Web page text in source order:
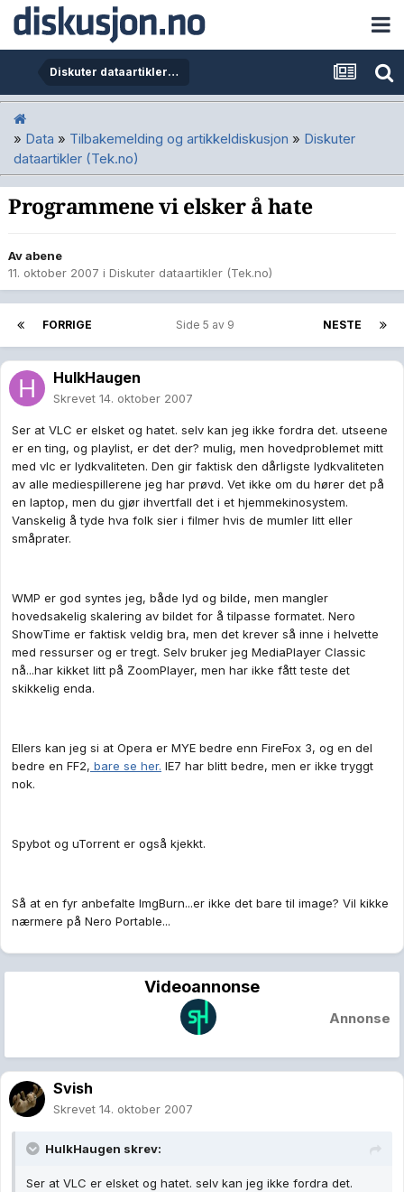
Diskuter dataartikler (Tek.no)
» Data » Tilbakemelding og artikkeldiskusjon » Diskuter
dataartikler (Tek.no)
Programmene vi elsker å hate
Avabene
11. oktober 2007 i Diskuter dataartikler (Tek.no)
FORRIGE NESTE
Side 5 av 9
HulkHaugen
Skrevet 14. oktober 2007
Ser at VLC er elsket og hatet. selv kan jeg ikke fordra det. utseene
er en ting, og playlist, er det der? mulig, men hovedproblemet mitt
med vlc er lydkvaliteten. Den gir faktisk den dårligste lydkvaliteten
av alle mediespillerene jeg har prøvd. Vet ikke om du hører det på
en laptop, men du gjør ihvertfall det i et hjemmekinosystem.
Vanskelig å tyde hva folk sier i filmer hvis de mumler litt eller
småprater.
WMP er god syntes jeg, både lyd og bilde, men mangler
hovedsakelig skalering av bildet for å tilpasse formatet. Nero
ShowTime er faktisk veldig bra, men det krever så inne i helvette
med ressurser og er tregt. Selv bruker jeg MediaPlayer Classic
nå...har kikket litt på ZoomPlayer, men har ikke fått teste det
skikkelig enda.
Ellers kan jeg si at Opera er MYE bedre enn FireFox 3, og en del
bedre en FF2, bare se her. IE7 har blitt bedre, men er ikke tryggt
nok.
Spybot og uTorrent er også kjekkt.
Så at en fyr anbefalte ImgBurn...er ikke det bare til image? Vil kikke
nærmere på Nero Portable...
Videoannonse
Annonse
Svish
Skrevet 14. oktober 2007
HulkHaugen skrev:
Ser at VLC er elsket og hatet. selv kan jeg ikke fordra det.